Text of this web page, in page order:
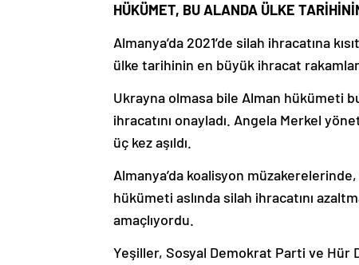
HÜKÜMET, BU ALANDA ÜLKE
Almanya’da 2021’de silah ihracatına
ülke tarihinin en büyük ihracat
Ukrayna olmasa bile Alman hükümeti
ihracatını onayladı. Angela Merkel
üç kez aşıldı.
Almanya’da koalisyon
hükümeti aslında silah ihracatını
amaçlıyordu.
Yeşiller, Sosyal Demokrat Parti ve